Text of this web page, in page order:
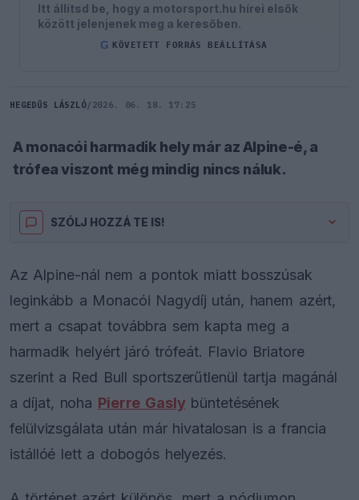
Itt állítsd be, hogy a motorsport.hu hírei elsők
között jelenjenek meg a keresőben.
G KÖVETETT FORRÁS BEÁLLÍTÁSA
HEGEDŰS LÁSZLÓ/ 2026. 06. 18. 17:25
A monacói harmadik hely már az Alpine-é, a
trófea viszont még mindig nincs náluk.
SZÓLJ HOZZÁ TE IS!
Az Alpine-nál nem a pontok miatt bosszúsak
leginkább a Monacói Nagydíj után, hanem azért,
mert a csapat továbbra sem kapta meg a
harmadik helyért járó trófeát. Flavio Briatore
szerint a Red Bull sportszerűtlenül tartja magánál
a díjat, noha Pierre Gasly büntetésének
felülvizsgálata után már hivatalosan is a francia
istállóé lett a dobogós helyezés.